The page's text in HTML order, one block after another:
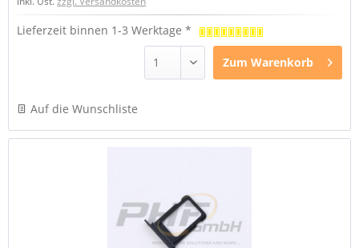
Lieferzeit binnen 1-3 Werktage *
Zum Warenkorb
Auf die Wunschliste